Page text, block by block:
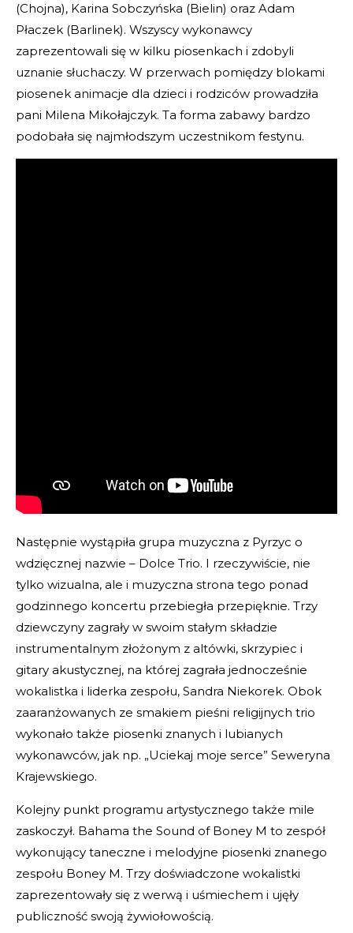
(Chojna), Karina Sobczyńska (Bielin) oraz Adam
Płaczek (Barlinek). Wszyscy wykonawcy
zaprezentowali się w kilku piosenkach i zdobyli
uznanie słuchaczy. W przerwach pomiędzy blokami
piosenek animacje dla dzieci i rodziców prowadziła
pani Milena Mikołajczyk. Ta forma zabawy bardzo
podobała się najmłodszym uczestnikom festynu.
Następnie wystąpiła grupa muzyczna z Pyrzyc o
wdzięcznej nazwie – Dolce Trio. I rzeczywiście, nie
tylko wizualna, ale i muzyczna strona tego ponad
godzinnego koncertu przebiegła przepięknie. Trzy
dziewczyny zagrały w swoim stałym składzie
instrumentalnym złożonym z altówki, skrzypiec i
gitary akustycznej, na której zagrała jednocześnie
wokalistka i liderka zespołu, Sandra Niekorek. Obok
zaaranżowanych ze smakiem pieśni religijnych trio
wykonało także piosenki znanych i lubianych
wykonawców, jak np. „Uciekaj moje serce” Seweryna
Krajewskiego.
Kolejny punkt programu artystycznego także mile
zaskoczył. Bahama the Sound of Boney M to zespół
wykonujący taneczne i melodyjne piosenki znanego
zespołu Boney M. Trzy doświadczone wokalistki
zaprezentowały się z werwą i uśmiechem i ujęły
publiczność swoją żywiołowością.